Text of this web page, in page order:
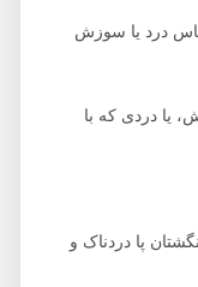
یا سوزش
که با
پا دردناک و